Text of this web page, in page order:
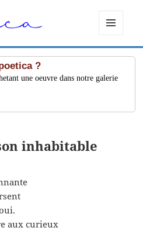
ET
WIDGETS
?
une oeuvre dans notre galerie
inhabitable
aux curieux